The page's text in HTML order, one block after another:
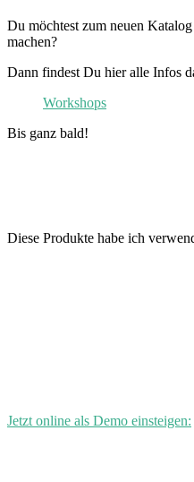
Du möchtest zum neuen
machen?
Dann findest Du hier alle Infos
Workshops
Bis ganz bald!
Diese Produkte habe ich
Jetzt online als Demo einsteigen: